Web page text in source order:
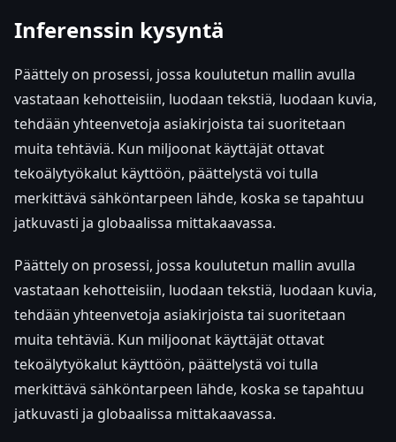
Inferenssin kysyntä
Päättely on prosessi, jossa koulutetun mallin avulla
vastataan kehotteisiin, luodaan tekstiä, luodaan kuvia,
tehdään yhteenvetoja asiakirjoista tai suoritetaan
muita tehtäviä. Kun miljoonat käyttäjät ottavat
tekoälytyökalut käyttöön, päättelystä voi tulla
merkittävä sähköntarpeen lähde, koska se tapahtuu
jatkuvasti ja globaalissa mittakaavassa.
Päättely on prosessi, jossa koulutetun mallin avulla
vastataan kehotteisiin, luodaan tekstiä, luodaan kuvia,
tehdään yhteenvetoja asiakirjoista tai suoritetaan
muita tehtäviä. Kun miljoonat käyttäjät ottavat
tekoälytyökalut käyttöön, päättelystä voi tulla
merkittävä sähköntarpeen lähde, koska se tapahtuu
jatkuvasti ja globaalissa mittakaavassa.